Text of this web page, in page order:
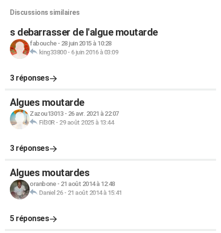
Discussions similaires
s debarrasser de l'algue moutarde
fabouche- 28 juin 2015 à 10:28
king33800- 6 juin 2016 à 03:09
3 réponses
Algues moutarde
Zazou13013- 26 avr. 2021 à 22:07
Fil30R- 29 août 2025 à 13:44
3 réponses
Algues moutardes
oranbone- 21 août 2014 à 12:48
Daniel 26- 21 août 2014 à 15:41
5 réponses